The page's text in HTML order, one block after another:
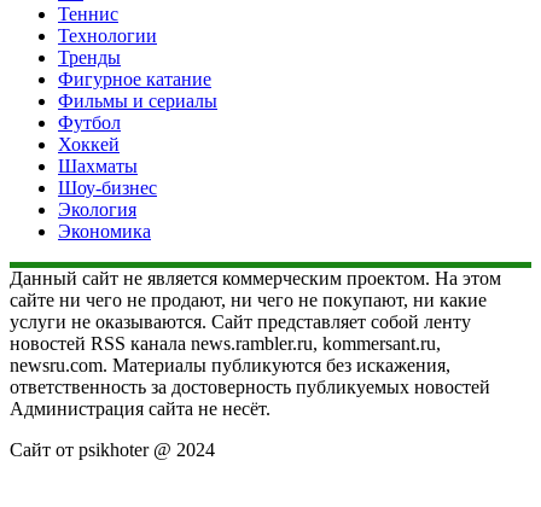
Теннис
Технологии
Тренды
Фигурное катание
Фильмы и сериалы
Футбол
Хоккей
Шахматы
Шоу-бизнес
Экология
Экономика
Данный сайт не является коммерческим проектом. На этом
сайте ни чего не продают, ни чего не покупают, ни какие
услуги не оказываются. Сайт представляет собой ленту
новостей RSS канала news.rambler.ru, kommersant.ru,
newsru.com. Материалы публикуются без искажения,
ответственность за достоверность публикуемых новостей
Администрация сайта не несёт.
Сайт от psikhoter @ 2024